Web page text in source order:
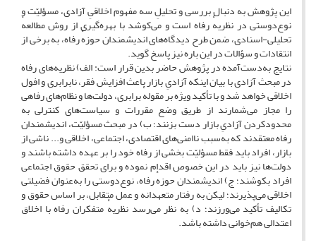
این پژوهش به دنبال بررسی و تحلیلِ سه مفهوم اخلاقیِ آزادی، مسؤلیّت و
نوع‌دوستی در نظریهٔ رفاه است و می‌کوشد با بهره‌گیری از روش مطالعهٔ
تحلیلی-اسنادی، ضمن طرح دیدگاه‌های اندیشمندان حوزهٔ رفاه، به برخی از
انتقادات و سؤالات در این باره نیز پاسخ گوید.
نتایج به‌دست‌آمده در پژوهش حاضر بدین قرار است: الف) نظریه‌های رفاه
در مبحث آزادی با بیان اینکه آزادیِ بازار باعث افزایش فقر، نابرابری و افول
اخلاقی خواهد شد و با تأکید ویژه بر مقولهٔ برابری، دولت‌ها و نظام‌های رفاهی
را مجاز می‌شمارند از طریق وضع مقررات و سیاست‌های کنترلی به
محدودکردن آزادیِ بازار دست بزنند؛ ب) در مبحث مسؤلیّت، اندیشمندان
رفاه معتقدند که به‌سبب ناامنی‌های اقتصادی، اجتماعی، اخلاقی و... ناشی از
بازار، افراد باید فقط مسؤلیّت بخشی از رفاه خود را بر عهده داشته باشند و
دولت‌ها نیز باید در این خصوص اقدام نموده و برای تحقق حقوق اجتماعی
افراد بکوشند؛ ج) اندیشمندان حوزهٔ رفاه، نوع‌دوستی را به‌عنوان فضیلتی
اخلاقی می‌پذیرند؛ لیکن به رفتار متعهدانه و عمل متقابل، بر اساس حقوق و
تکالیف تأکید می‌ورزند؛ د) به نظر می‌رسد نظریهٔ متفکران رفاه با اخلاق
اعتدالی هم‌خوانی داشته باشد.